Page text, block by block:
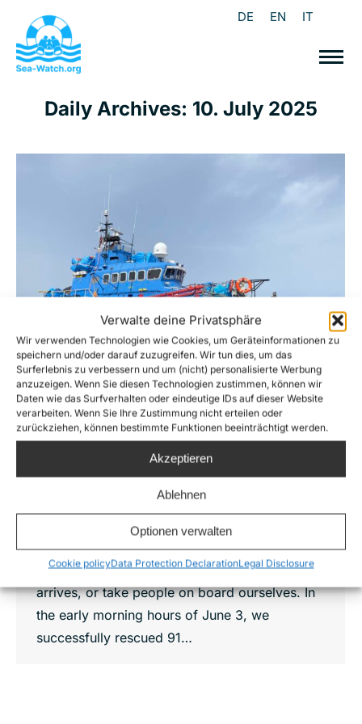
Verwalte deine Privatsphäre
Wir verwenden Technologien wie Cookies, um Geräteinformationen zu
speichern und/oder darauf zuzugreifen. Wir tun dies, um das
Surferlebnis zu verbessern und um (nicht) personalisierte Werbung
anzuzeigen. Wenn Sie diesen Technologien zustimmen, können wir
Daten wie das Surfverhalten oder eindeutige IDs auf dieser Website
verarbeiten. Wenn Sie Ihre Zustimmung nicht erteilen oder
zurückziehen, können bestimmte Funktionen beeinträchtigt werden.
Akzeptieren
Ablehnen
Optionen verwalten
Cookie policyData Protection DeclarationLegal Disclosure
DE EN IT
Daily Archives: 10. July 2025
Auroras rescue in june
In June, our crew rescued 91 people in distress
at sea. Stationed in Lampedusa, we use our
rescue vessel Aurora to patrol our area of
operation, quickly respond to emergencies,
stabilize boats until the Italian coastguard
arrives, or take people on board ourselves. In
the early morning hours of June 3, we
successfully rescued 91…